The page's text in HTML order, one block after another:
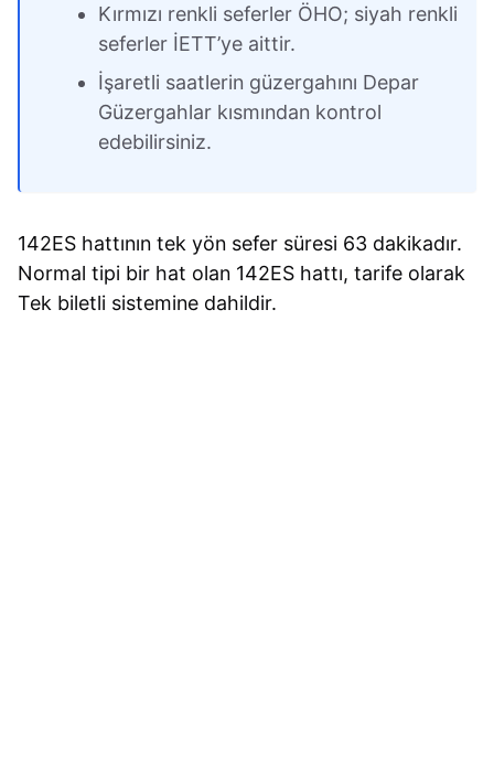
Kırmızı renkli seferler ÖHO; siyah renkli
seferler İETT’ye aittir.
İşaretli saatlerin güzergahını Depar
Güzergahlar kısmından kontrol
edebilirsiniz.
142ES hattının tek yön sefer süresi 63 dakikadır.
Normal tipi bir hat olan 142ES hattı, tarife olarak
Tek biletli sistemine dahildir.